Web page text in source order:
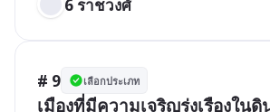
6 ราชวงศ์
# 9 เลือกประเภท
เมืองที่มีความเจริญรุ่งเรืองใน